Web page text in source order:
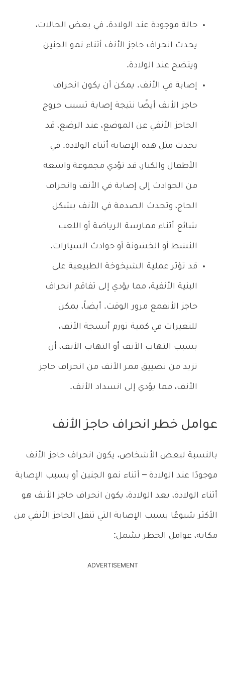
حالة موجودة عند الولادة. في بعض الحالات،
يحدث انحراف حاجز الأنف أثناء نمو الجنين
ويتضح عند الولادة.
إصابة في الأنف. يمكن أن يكون انحراف
حاجز الأنف أيضًا نتيجة إصابة تسبب خروج
الحاجز الأنفي عن الموضع، عند الرضع، قد
تحدث مثل هذه الإصابة أثناء الولادة. في
الأطفال والكبار، قد تؤدي مجموعة واسعة
من الحوادث إلى إصابة في الأنف وانحراف
الحاج، وتحدث الصدمة في الأنف بشكل
شائع أثناء ممارسة الرياضة أو اللعب
النشط أو الخشونة أو حوادث السيارات.
قد تؤثر عملية الشيخوخة الطبيعية على
البنية الأنفية، مما يؤدي إلى تفاقم انحراف
حاجز الأنفمع مرور الوقت. أيضاً، يمكن
للتغيرات في كمية تورم أنسجة الأنف،
بسبب التهاب الأنف أو التهاب الأنف، أن
تزيد من تضييق ممر الأنف من انحراف حاجز
الأنف، مما يؤدي إلى انسداد الأنف.
عوامل خطر انحراف حاجز الأنف
بالنسبة لبعض الأشخاص، يكون انحراف حاجز الأنف
موجودًا عند الولادة – أثناء نمو الجنين أو بسبب الإصابة
أثناء الولادة، بعد الولادة، يكون انحراف حاجز الأنف هو
الأكثر شيوعًا بسبب الإصابة التي تنقل الحاجز الأنفي من
مكانه، عوامل الخطر تشمل:
ADVERTISEMENT